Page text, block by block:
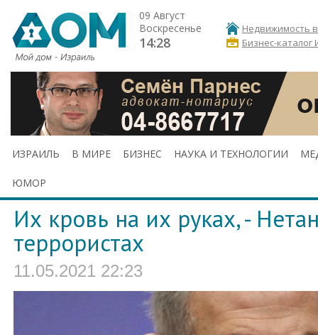
09 Август
Воскресенье
14:28
Недвижимость
Бизнес-каталог
ИЗРАИЛЬ В МИРЕ БИЗНЕС НАУКА И ТЕХНОЛОГИИ
ЮМОР
Их кровь на их руках, -
террористах
11.05.2021 22:23